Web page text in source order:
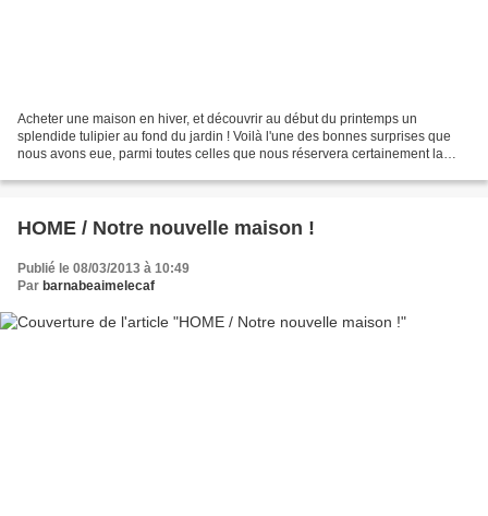
Acheter une maison en hiver, et découvrir au début du printemps un
splendide tulipier au fond du jardin ! Voilà l'une des bonnes surprises que
nous avons eue, parmi toutes celles que nous réservera certainement la
HOME / Notre nouvelle maison !
Publié le 08/03/2013 à 10:49
Par barnabeaimelecaf